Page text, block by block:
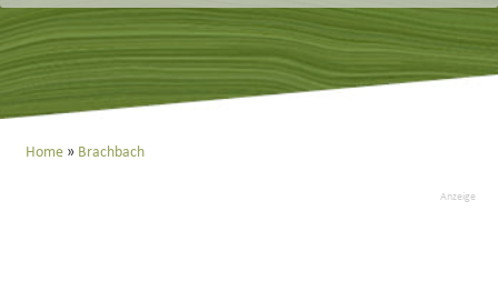
Home Brachbach
Anzeige